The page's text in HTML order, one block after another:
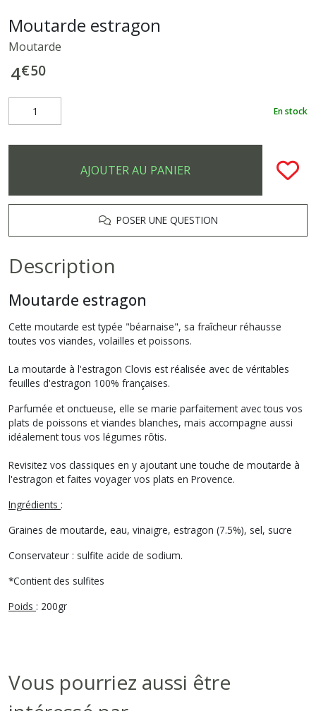
Moutarde estragon
Moutarde
4€50
En stock
AJOUTER AU PANIER
POSER UNE QUESTION
Description
Moutarde estragon
Cette moutarde est typée "béarnaise", sa fraîcheur réhausse
toutes vos viandes, volailles et poissons.
La moutarde à l'estragon Clovis est réalisée avec de véritables
feuilles d'estragon 100% françaises.
Parfumée et onctueuse, elle se marie parfaitement avec tous vos
plats de poissons et viandes blanches, mais accompagne aussi
idéalement tous vos légumes rôtis.
Revisitez vos classiques en y ajoutant une touche de moutarde à
l'estragon et faites voyager vos plats en Provence.
Ingrédients :
Graines de moutarde, eau, vinaigre, estragon (7.5%), sel, sucre
Conservateur : sulfite acide de sodium.
*Contient des sulfites
Poids : 200gr
Vous pourriez aussi être